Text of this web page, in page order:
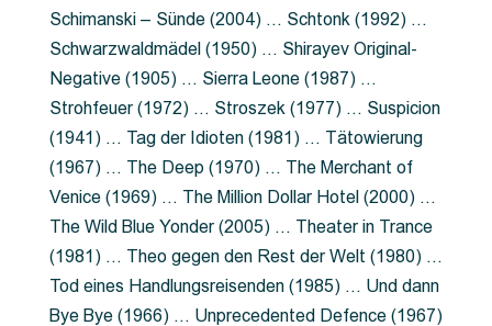
Schimanski – Sünde (2004) … Schtonk (1992) …
Schwarzwaldmädel (1950) … Shirayev Original-
Negative (1905) … Sierra Leone (1987) …
Strohfeuer (1972) … Stroszek (1977) … Suspicion
(1941) … Tag der Idioten (1981) … Tätowierung
(1967) … The Deep (1970) … The Merchant of
Venice (1969) … The Million Dollar Hotel (2000) …
The Wild Blue Yonder (2005) … Theater in Trance
(1981) … Theo gegen den Rest der Welt (1980) …
Tod eines Handlungsreisenden (1985) … Und dann
Bye Bye (1966) … Unprecedented Defence (1967)